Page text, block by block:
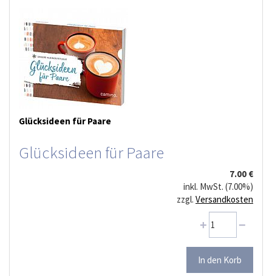
Glücksideen für Paare
Glücksideen für Paare
7.00 €
inkl. MwSt. (7.00%)
zzgl. Versandkosten